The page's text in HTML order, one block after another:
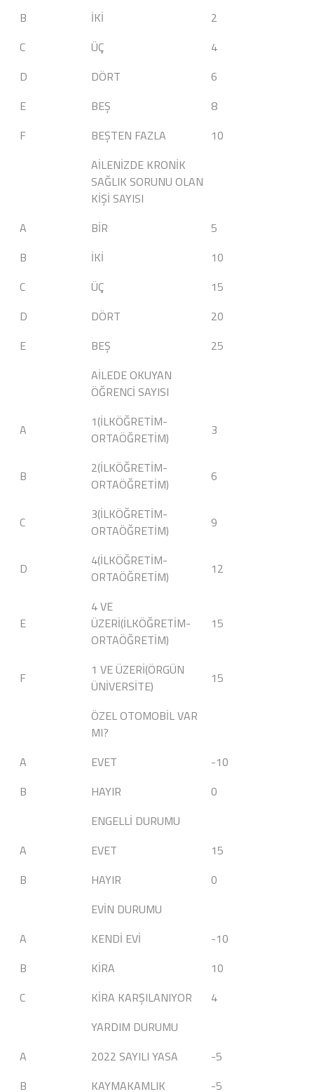
B
İKİ
2
C
ÜÇ
4
D
DÖRT
6
E
BEŞ
8
F
BEŞTEN FAZLA
10
AİLENİZDE KRONİK
SAĞLIK SORUNU OLAN
KİŞİ SAYISI
A
BİR
5
B
İKİ
10
C
ÜÇ
15
D
DÖRT
20
E
BEŞ
25
AİLEDE OKUYAN
ÖĞRENCİ SAYISI
A
1(İLKÖĞRETİM-
ORTAÖĞRETİM)
3
B
2(İLKÖĞRETİM-
ORTAÖĞRETİM)
6
C
3(İLKÖĞRETİM-
ORTAÖĞRETİM)
9
D
4(İLKÖĞRETİM-
ORTAÖĞRETİM)
12
E
4 VE
ÜZERİ(İLKÖĞRETİM-
ORTAÖĞRETİM)
15
F
1 VE ÜZERİ(ÖRGÜN
ÜNİVERSİTE)
15
ÖZEL OTOMOBİL VAR
MI?
A
EVET
-10
B
HAYIR
0
ENGELLİ DURUMU
A
EVET
15
B
HAYIR
0
EVİN DURUMU
A
KENDİ EVİ
-10
B
KİRA
10
C
KİRA KARŞILANIYOR
4
YARDIM DURUMU
A
2022 SAYILI YASA
-5
B
KAYMAKAMLIK -5